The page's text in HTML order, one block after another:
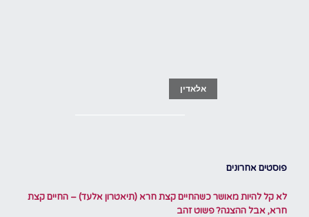
אלאדין
פוסטים אחרונים
לא קל להיות מאושר כשהחיים קצת חרא (תיאטרון אלעד) – החיים קצת
חרא, אבל ההצגה? פשוט זהב